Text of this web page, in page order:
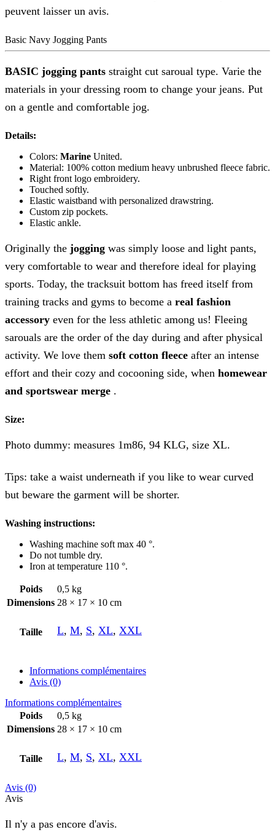
peuvent laisser un avis.
Basic Navy Jogging Pants
BASIC jogging pants straight cut saroual type. Varie the
materials in your dressing room to change your jeans. Put
on a gentle and comfortable jog.
Details:
Colors: Marine United.
Material: 100% cotton medium heavy unbrushed fleece fabric.
Right front logo embroidery.
Touched softly.
Elastic waistband with personalized drawstring.
Custom zip pockets.
Elastic ankle.
Originally the jogging was simply loose and light pants,
very comfortable to wear and therefore ideal for playing
sports. Today, the tracksuit bottom has freed itself from
training tracks and gyms to become a real fashion
accessory even for the less athletic among us! Fleeing
sarouals are the order of the day during and after physical
activity. We love them soft cotton fleece after an intense
effort and their cozy and cocooning side, when homewear
and sportswear merge .
Size:
Photo dummy: measures 1m86, 94 KLG, size XL.
Tips: take a waist underneath if you like to wear curved
but beware the garment will be shorter.
Washing instructions:
Washing machine soft max 40 °.
Do not tumble dry.
Iron at temperature 110 °.
Poids
0,5 kg
Dimensions 28 × 17 × 10 cm
Taille L, M, S, XL, XXL
Informations complémentaires
Avis (0)
Informations complémentaires
Poids
0,5 kg
Dimensions 28 × 17 × 10 cm
Taille L, M, S, XL, XXL
Avis (0)
Avis
Il n'y a pas encore d'avis.